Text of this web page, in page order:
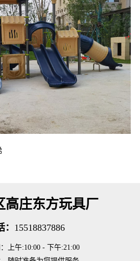
高庄东方玩具厂
： 15518837886
上午:10:00 - 下午:21:00